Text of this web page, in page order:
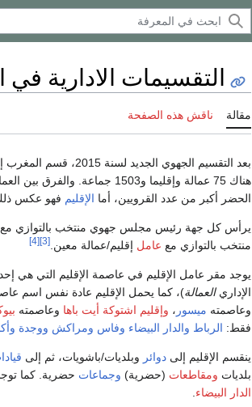
التقسيمات الادارية
مقالة ناقش هذه الصفحة
هناك 75 عمالة وإقليما و1503 جماعة. والفرق بين العمالة والإقليم هو أن
الحضر أكبر من عدد القرويين، أما الإقليم فهو عكس ذلك
يرأس كل جهة رئيس مجلس جهوي منتخب بالتوازي مع
منتخب بالتوازي مع عامل إقليم/عمالة معين. [3]
[4]
يوجد مقر عامل الإقليم في عاصمة الإقليم التي هي
الإداريالعمالة)، كما يحمل الإقليم عادة نفس اسم
وعاصمته ميسور ، وإقليم اشتوكة أيت باها وعاصمته
فقط: الرباط والدار البيضاء وفاس ومراكش ووجدة
ينقسم الإقليم إلى دوائر وبلديات/باشويات، ثم إلى
بلديات ومقاطعات (حضرية) وجماعات حضرية. كما
الدار البيضاء